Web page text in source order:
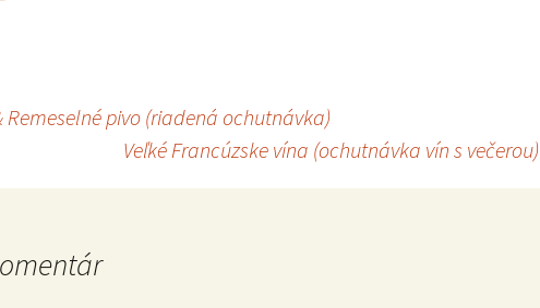
Remeselné pivo (riadená ochutnávka)
Veľké Francúzske vína (ochutnávka vín s večerou)